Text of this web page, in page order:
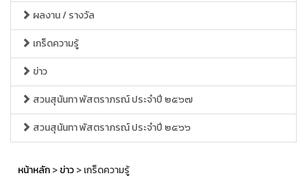
ผลงาน / รางวัล
เกร็ดความรู้
ข่าว
สวนสุนันทา พัสตราภรณ์ ประจำปี ๒๕๖๗
สวนสุนันทา พัสตราภรณ์ ประจำปี ๒๕๖๖
หน้าหลัก>ข่าว> เกร็ดความรู้